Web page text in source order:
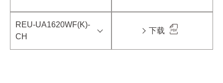
REU-UA1620WF(K)-
CH
下载